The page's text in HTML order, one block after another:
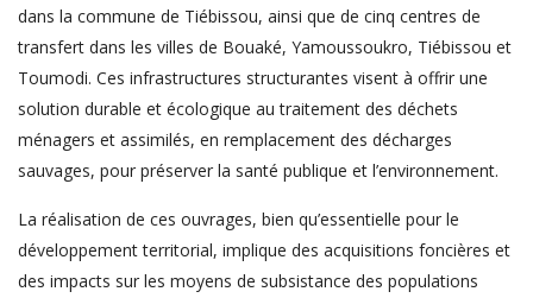
dans la commune de Tiébissou, ainsi que de cinq centres de
transfert dans les villes de Bouaké, Yamoussoukro, Tiébissou et
Toumodi. Ces infrastructures structurantes visent à offrir une
solution durable et écologique au traitement des déchets
ménagers et assimilés, en remplacement des décharges
sauvages, pour préserver la santé publique et l’environnement.
La réalisation de ces ouvrages, bien qu’essentielle pour le
développement territorial, implique des acquisitions foncières et
des impacts sur les moyens de subsistance des populations